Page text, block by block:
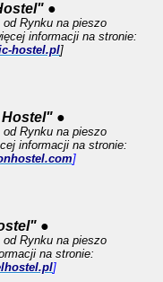
●
Rynku na pieszo
informacji na stronie:
hostel.pl]
●
Rynku na pieszo
informacji na stronie:
]
●
Rynku na pieszo
na stronie:
]